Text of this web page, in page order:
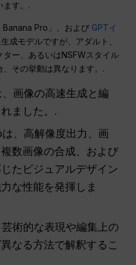
ます。.
Banana Pro」、および GPTイ
成モデルですが、アダルト、
ー、あるいはNSFWスタイル
その挙動は異なります。.
画像の高速生成と編
ました。.
、高解像度出力、画
数画像の合成、および
たビジュアルデザイン
な性能を発揮しま
術的な表現や編集上の
なる方法で解釈するこ